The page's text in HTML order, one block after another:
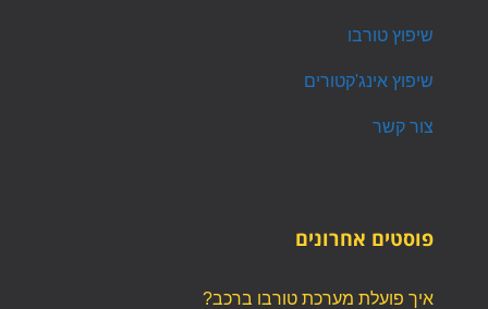
שיפוץ טורבו
שיפוץ אינג'קטורים
צור קשר
פוסטים אחרונים
איך פועלת מערכת טורבו ברכב?